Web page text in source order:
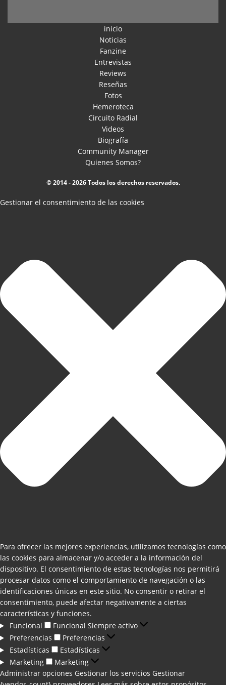
inicio
Noticias
Fanzine
Entrevistas
Reviews
Reseñas
Fotos
Hemeroteca
Circuito Radial
Videos
Biografía
Community Manager
Quienes Somos?
© 2014 - 2026 Todos los derechos reservados.
Gestionar el consentimiento de las cookies
Para ofrecer las mejores experiencias, utilizamos tecnologías como
las cookies para almacenar y/o acceder a la información del
dispositivo. El consentimiento de estas tecnologías nos permitirá
procesar datos como el comportamiento de navegación o las
identificaciones únicas en este sitio. No consentir o retirar el
consentimiento, puede afectar negativamente a ciertas
características y funciones.
Funcional
Funcional Siempre activo
Preferencias
Preferencias
Estadísticas
Estadísticas
Marketing
Marketing
Administrar opciones Gestionar los servicios Gestionar